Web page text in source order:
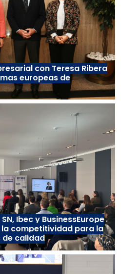
con Teresa Ribera
europeas de
Ibec y BusinessEurope
competitividad para la
de calidad